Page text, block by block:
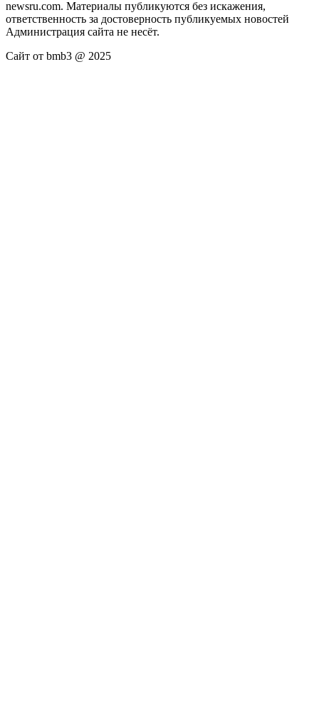
newsru.com. Материалы публикуются без искажения,
ответственность за достоверность публикуемых новостей
Администрация сайта не несёт.
Сайт от bmb3 @ 2025